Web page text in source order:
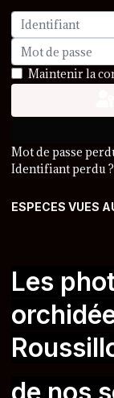
Identifiant
Mot de passe
Maintenir la
Mot de passe
Identifiant perdu ?
ESPECES VUES
Les